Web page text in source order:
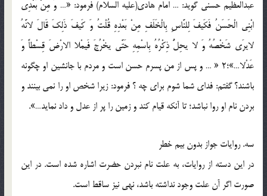
عبدالعظيم حسني گويد: … امام هادي(عليه السلام) فرمود: «… وَ مِنْ بَعْدِي
ابْنِي الْحَسَنُ فَكَيفَ لِلنَّاسِ بِالْخَلَفِ مِنْ بَعْدِهِ قُلْتُ وَ كَيفَ ذَلِكَ قَالَ لانَّهُ
لايرَي شَخْصُهُ وَ لا يحِلُّ ذِكْرُهُ بِاسْمِهِ حَتَّي يخْرُجَ فَيمْلا الارْضَ قِسْطاً وَ
عَدْلا…»؛2 « … و پس از من پسرم حسن است و مردم با جانشين او چگونه
باشند؟ گفتم: فداي شما شوم براي چه ؟ فرمود: زيرا شخص او را نمي بينند و
بردن نام او روا نباشد؛ تا آنكه قيام كند و زمين را پر از عدل و داد نمايد…».
سه. روايات جواز بدون بيم خطر
در اين دسته از روايات، به علت نام نبردن حضرت اشاره شده است. در اين
صورت اگر آن علت وجود نداشته باشد، نهي نيز ساقط است.